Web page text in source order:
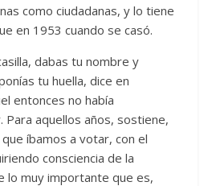
como ciudadanas, y lo tiene
en 1953 cuando se casó.
dabas tu nombre y
tu huella, dice en
entonces no había
Para aquellos años, sostiene,
íbamos a votar, con el
consciencia de la
lo muy importante que es,